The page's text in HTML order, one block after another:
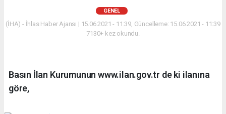
GENEL
(İHA) - İhlas Haber Ajansı | 15.06.2021 - 11:39, Güncelleme: 15.06.2021 - 11:39
7130+ kez okundu.
Basın İlan Kurumunun www.ilan.gov.tr de ki ilanına
göre,